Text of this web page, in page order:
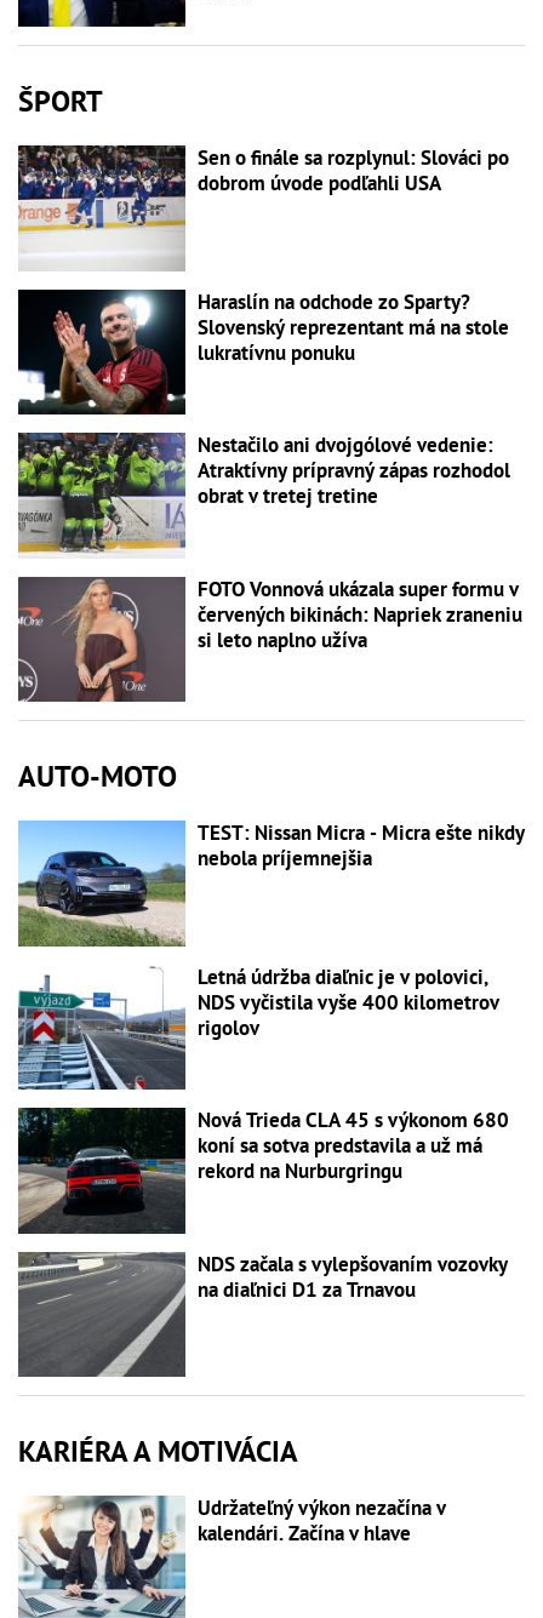
ŠPORT
Sen o finále sa rozplynul: Slováci po
dobrom úvode podľahli USA
Haraslín na odchode zo Sparty?
Slovenský reprezentant má na stole
lukratívnu ponuku
Nestačilo ani dvojgólové vedenie:
Atraktívny prípravný zápas rozhodol
obrat v tretej tretine
FOTO Vonnová ukázala super formu v
červených bikinách: Napriek zraneniu
si leto naplno užíva
AUTO-MOTO
TEST: Nissan Micra - Micra ešte nikdy
nebola príjemnejšia
Letná údržba diaľnic je v polovici,
NDS vyčistila vyše 400 kilometrov
rigolov
Nová Trieda CLA 45 s výkonom 680
koní sa sotva predstavila a už má
rekord na Nurburgringu
NDS začala s vylepšovaním vozovky
na diaľnici D1 za Trnavou
KARIÉRA A MOTIVÁCIA
Udržateľný výkon nezačína v
kalendári. Začína v hlave